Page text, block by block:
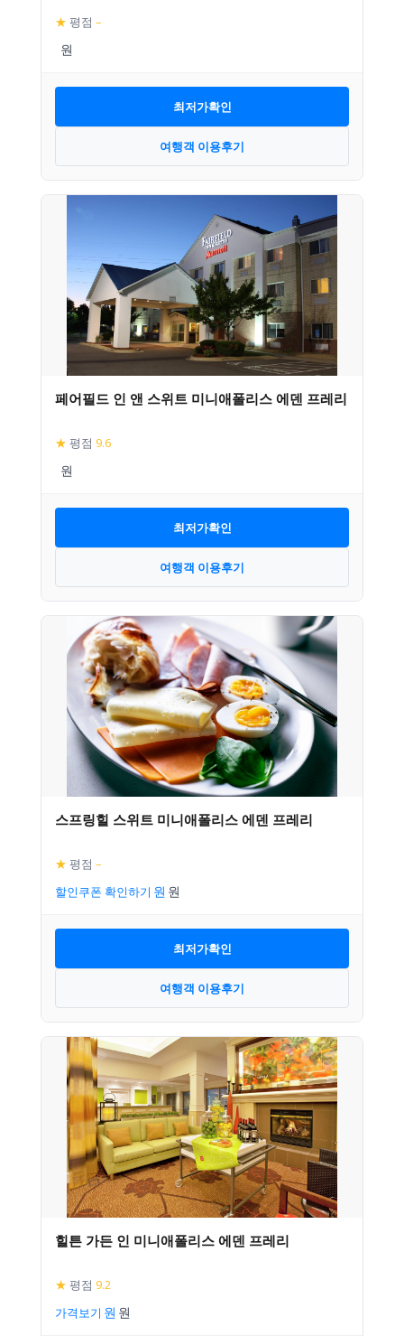
★ 평점 –
최저가확인
여행객 이용후기
페어필드 인 앤 스위트 미니애폴리스 에덴 프레리
★ 평점 9.6
최저가확인
여행객 이용후기
스프링힐 스위트 미니애폴리스 에덴 프레리
★ 평점 –
할인쿠폰 확인하기
최저가확인
여행객 이용후기
힐튼 가든 인 미니애폴리스 에덴 프레리
★ 평점 9.2
가격보기